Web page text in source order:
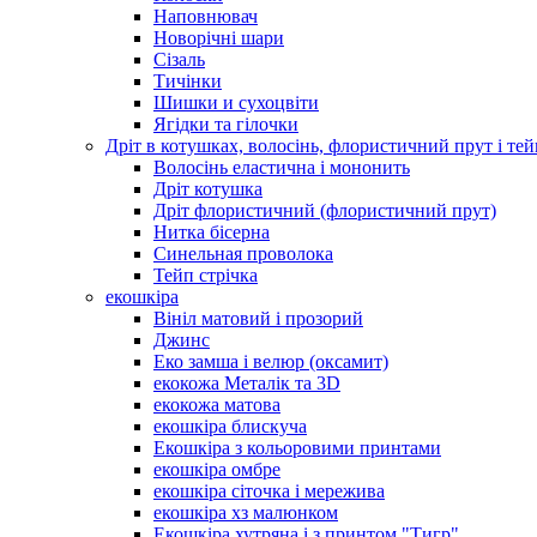
Наповнювач
Новорічні шари
Сізаль
Тичінки
Шишки и сухоцвіти
Ягідки та гілочки
Дріт в котушках, волосінь, флористичний прут і
Волосінь еластична і мононить
Дріт котушка
Дріт флористичний (флористичний прут)
Нитка бісерна
Синельная проволока
Тейп стрічка
екошкіра
Вініл матовий і прозорий
Джинс
Еко замша і велюр (оксамит)
екокожа Металік та 3D
екокожа матова
екошкіра блискуча
Екошкіра з кольоровими принтами
екошкіра омбре
екошкіра сіточка і мережива
екошкіра хз малюнком